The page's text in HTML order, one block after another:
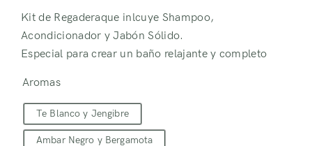
Kit de Regaderaque inlcuye Shampoo,
Acondicionador y Jabón Sólido.
Especial para crear un baño relajante y completo
Aromas
Te Blanco y Jengibre
Ambar Negro y Bergamota